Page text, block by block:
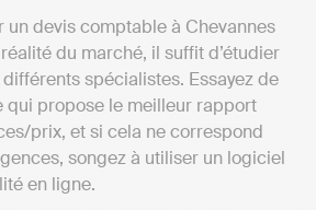
un devis comptable à Chevannes
du marché, il suffit d’étudier
spécialistes. Essayez de
qui propose le meilleur rapport
prix, et si cela ne correspond
songez à utiliser un logiciel
en ligne.